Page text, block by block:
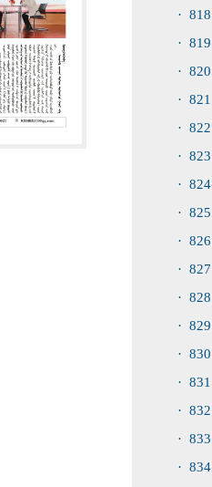
· 818
· 819
· 820
· 821
· 822
· 823
· 824
· 825
· 826
· 827
· 828
· 829
· 830
· 831
· 832
· 833
· 834